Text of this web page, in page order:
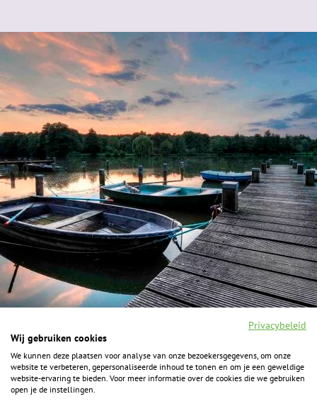
F
a
c
I
n
s
Y
o
u
P
i
n
Privacybeleid
Wij gebruiken cookies
We kunnen deze plaatsen voor analyse van onze bezoekersgegevens, om onze
website te verbeteren, gepersonaliseerde inhoud te tonen en om je een geweldige
website-ervaring te bieden. Voor meer informatie over de cookies die we gebruiken
open je de instellingen.